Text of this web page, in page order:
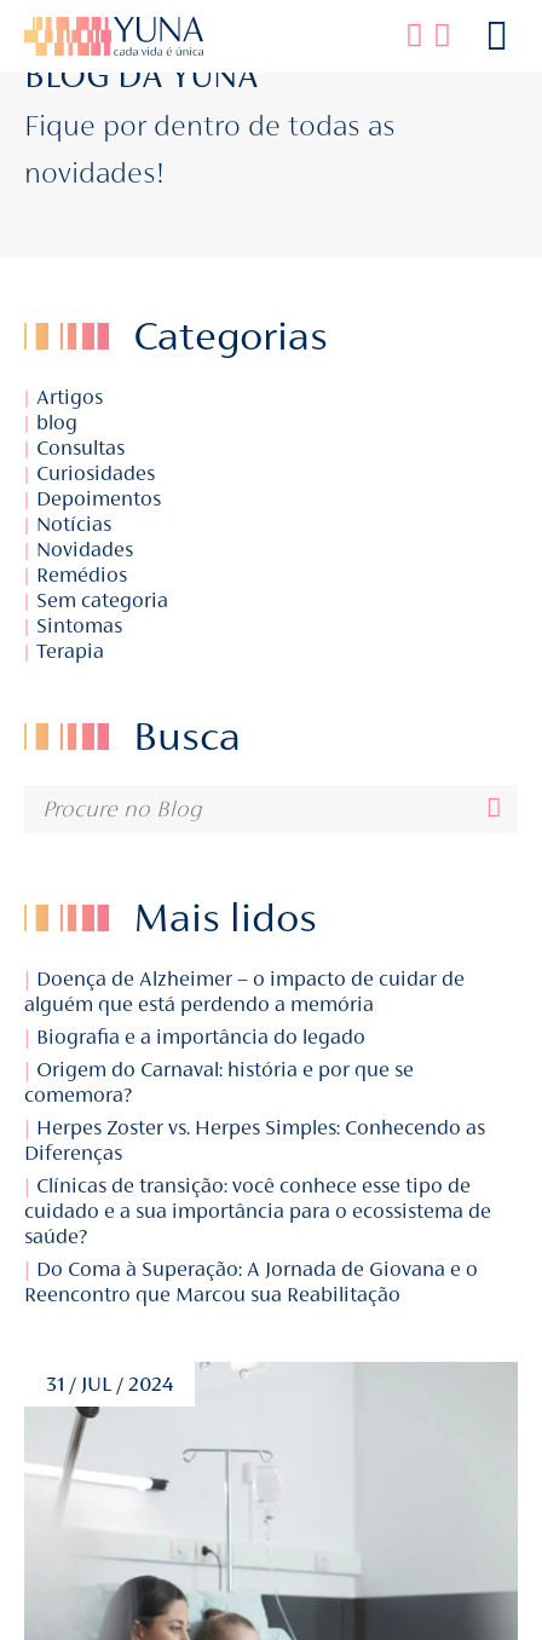
BLOG DA YUNA
Fique por dentro de todas as
novidades!
Categorias
Artigos
blog
Consultas
Curiosidades
Depoimentos
Notícias
Novidades
Remédios
Sem categoria
Sintomas
Terapia
Busca
Mais lidos
Doença de Alzheimer – o impacto de cuidar de
alguém que está perdendo a memória
Biografia e a importância do legado
Origem do Carnaval: história e por que se
comemora?
Herpes Zoster vs. Herpes Simples: Conhecendo as
Diferenças
Clínicas de transição: você conhece esse tipo de
cuidado e a sua importância para o ecossistema de
saúde?
Do Coma à Superação: A Jornada de Giovana e o
Reencontro que Marcou sua Reabilitação
31 / JUL / 2024